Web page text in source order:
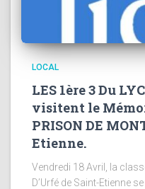
LOCAL
LES 1ère 3 Du
visitent le
PRISON DE
Etienne.
Vendredi 18 Avril, la
D’Urfé de Saint-Etienne